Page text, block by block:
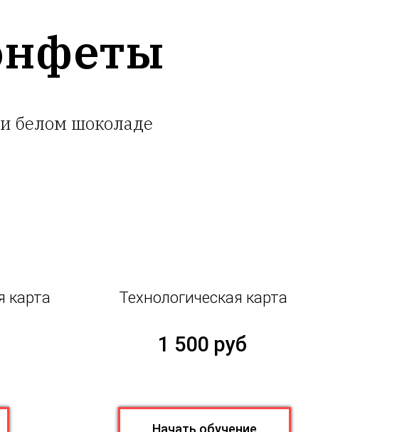
белом шоколаде
карта
Начать обучение
Технологическая карта
1 500 руб